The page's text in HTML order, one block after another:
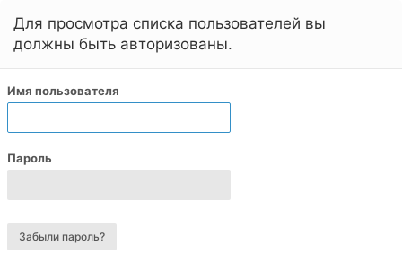
Для просмотра списка пользователей вы
должны быть авторизованы.
Имя пользователя
Пароль
Забыли пароль?